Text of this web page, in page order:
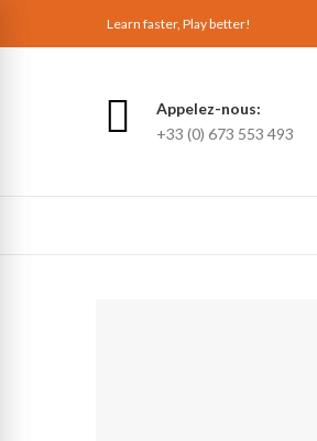
Learn faster, Play better!
Appelez-nous:
+33 (0) 673 553 493